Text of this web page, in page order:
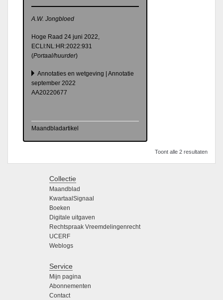
A.W. Jongbloed
Hoge Raad 24 juni 2022,
ECLI:NL:HR:2022:931
(Portaal/huurder)
Annotaties en wetgeving | Annotatie
september 2022
AA20220677
Maandbladartikel
Toont alle 2 resultaten
Collectie
Maandblad
KwartaalSignaal
Boeken
Digitale uitgaven
Rechtspraak Vreemdelingenrecht
UCERF
Weblogs
Service
Mijn pagina
Abonnementen
Contact